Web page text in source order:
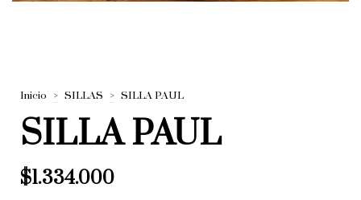
Inicio > SILLAS > SILLA PAUL
SILLA PAUL
$1.334.000